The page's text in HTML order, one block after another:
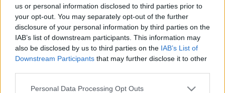
us or personal information disclosed to third parties prior to
your opt-out. You may separately opt-out of the further
disclosure of your personal information by third parties on the
IAB’s list of downstream participants. This information may
also be disclosed by us to third parties on the IAB’s List of
Downstream Participants that may further disclose it to other
Please note that this website/app uses one or more Google
Personal Data Processing Opt Outs
ULTIME NOTIZIE
Roma in allerta: come difendersi
dalle malattie di stagione